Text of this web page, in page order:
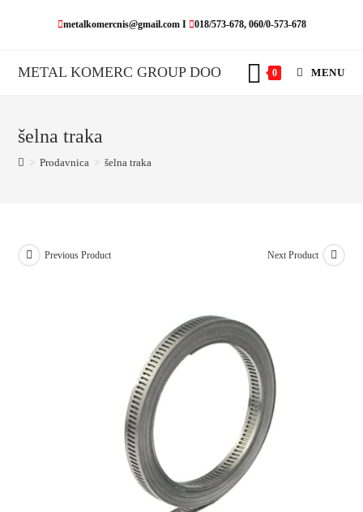
metalkomercnis@gmail.com I 018/573-678, 060/0-573-678
METAL KOMERC GROUP DOO 0 MENU
šelna traka
> Prodavnica > šelna traka
Previous Product Next Product